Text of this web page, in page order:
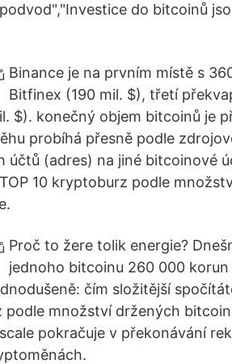
do bitcoinů
Binance je na prvním místě s
Bitfinex (190 mil. $), třetí
$). konečný objem bitcoinů je
probíhá přesně podle
účtů (adres) na jiné bitcoinové
10 kryptoburz podle
Proč to žere tolik energie?
jednoho bitcoinu 260 000 korun
čím složitější
podle množství držených
pokračuje v překonávání